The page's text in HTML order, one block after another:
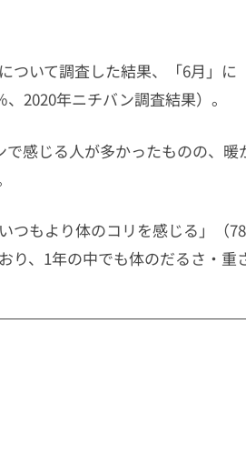
ついて調査した結果、「6月」に
2020年ニチバン調査結果）。
感じる人が多かったものの、暖
もより体のコリを感じる」（
り、1年の中でも体のだるさ・重